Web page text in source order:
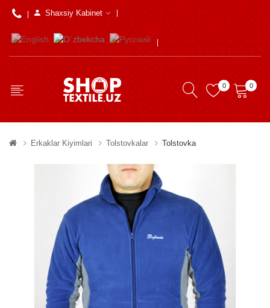
Shaxsiy Kabinet
0 0
Erkaklar Kiyimlari Tolstovkalar Tolstovka